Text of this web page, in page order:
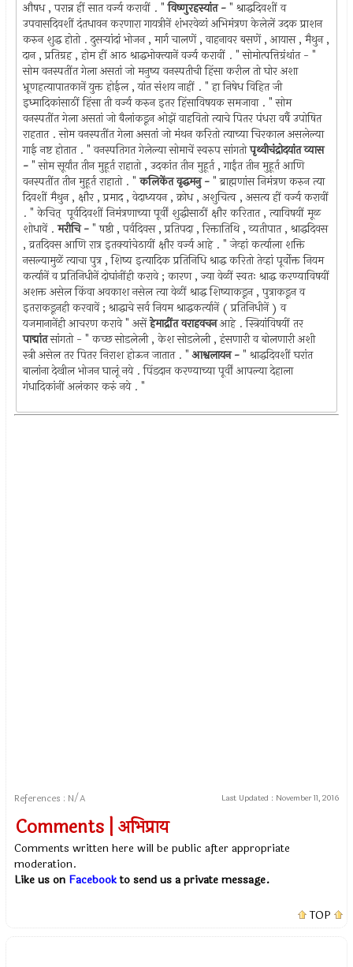
औषध , परान्न हीं सात वर्ज्य करावीं . "विष्णुरहस्यांत -" श्राद्धदिवशीं व
उपवासदिवशीं दंतधावन करणारा गायत्रीनें शंभरवेळां अभिमंत्रण केलेलें उदक प्राशन
करुन शुद्ध होतो . दुसर्‍यांदां भोजन , मार्ग चालणें , वाहनावर बसणें , आयास , मैथुन ,
दान , प्रतिग्रह , होम हीं आठ श्राद्धभोक्त्यानें वर्ज्य करावीं . " सोमोत्पत्तिग्रंथांत - "
सोम वनस्पतींत गेला असतां जो मनुष्य वनस्पतीची हिंसा करील तो घोर अशा
भ्रूणहत्यापातकानें युक्त होईल , यांत संशय नाहीं . " हा निषेध विहित जी
इध्मादिकांसाठीं हिंसा ती वर्ज्य करुन इतर हिंसाविषयक समजावा . " सोम
वनस्पतींत गेला असतां जो बैलांकडून ओझें वाहवितो त्याचे पितर पंधरा वर्षै उपोषित
राहतात . सोम वनस्पतींत गेला असतां जो मंथन करितो त्याच्या चिरकाल असलेल्या
गाई नष्ट होतात . " वनस्पतिगत गेलेल्या सोमाचें स्वरुप सांगतोपृथ्वीचंद्रोदयांत व्यास
-" सोम सूर्यांत तीन मुहूर्त राहातो , उदकांत तीन मुहूर्त , गाईंत तीन मुहूर्त आणि
वनस्पतींत तीन मुहूर्त राहातो . "कलिकेंत वृद्धमनु -" ब्राह्मणांस निमंत्रण करुन त्या
दिवशीं मैथुन , क्षौर , प्रमाद , वेदाध्ययन , क्रोध , अशुचित्व , असत्य हीं वर्ज्य करावीं
. " केचित् ‍ पूर्वदिवशीं निमंत्रणाच्या पूर्वीं शुद्धीसाठीं क्षौर करितात , त्याविषयीं मूळ
शोधावें .मरीचि -" षष्ठी , पर्वदिवस , प्रतिपदा , रिक्तातिथि , व्यतीपात , श्राद्धदिवस
, व्रतदिवस आणि रात्र इतक्यांचेठायीं क्षौर वर्ज्य आहे . " जेव्हां कर्त्याला शक्ति
नसल्यामुळें त्याचा पुत्र , शिष्य इत्यादिक प्रतिनिधि श्राद्ध करितो तेव्हां पूर्वोक्त नियम
कर्त्यानें व प्रतिनिधीनें दोघांनींही करावे ; कारण , ज्या वेळीं स्वतः श्राद्ध करण्याविषयीं
अशक्त असेल किंवा अवकाश नसेल त्या वेळीं श्राद्ध शिष्याकडून , पुत्राकडून व
इतराकडूनही करवावें ; श्राद्धाचे सर्व नियम श्राद्धकर्त्यानें ( प्रतिनिधीनें ) व
यजमानानेंही आचरण करावे " असेंहेमाद्रींत वराहवचनआहे . स्त्रियांविषयीं तर
पाद्मांतसांगतो - " कच्छ सोडलेली , केश सोडलेली , हंसणारी व बोलणारी अशी
स्त्री असेल तर पितर निराश होऊन जातात . "आश्वलायन -" श्राद्धदिवशीं घरांत
बालांना देखील भोजन घालूं नये . पिंडदान करण्याच्या पूर्वीं आपल्या देहाला
गंधादिकांनीं अलंकार करुं नये . "
References : N/A Last Updated : November 11, 2016
Comments | अभिप्राय
Comments written here will be public after appropriate
moderation.
Like us on Facebookto send us a private message.
TOP